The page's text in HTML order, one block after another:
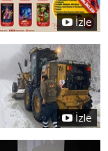
İzle
İzle